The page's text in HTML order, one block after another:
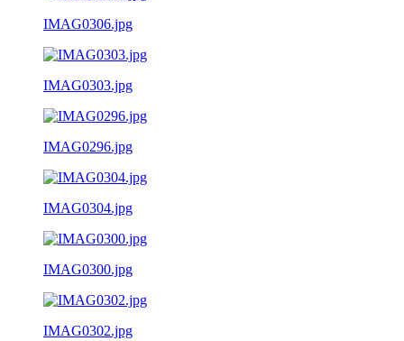
IMAG0306.jpg
IMAG0303.jpg
IMAG0296.jpg
IMAG0304.jpg
IMAG0300.jpg
IMAG0302.jpg